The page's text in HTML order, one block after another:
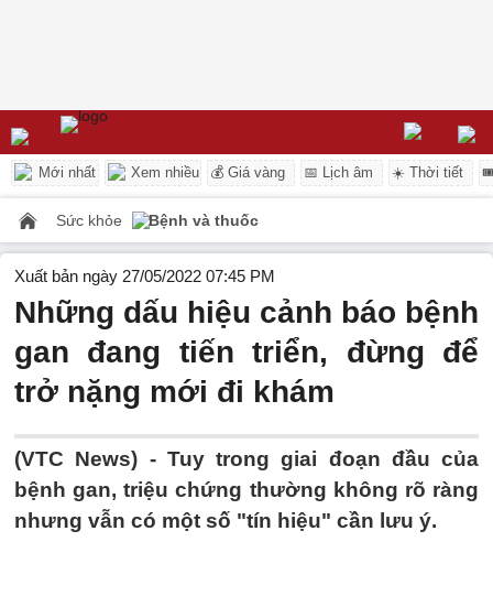
Mới nhất Xem nhiều 💰 Giá vàng 📅 Lịch âm ☀️ Thời tiết
Sức khỏe Bệnh và thuốc
Xuất bản ngày 27/05/2022 07:45 PM
Những dấu hiệu cảnh báo bệnh
gan đang tiến triển, đừng để
trở nặng mới đi khám
(VTC News) - Tuy trong giai đoạn đầu của
bệnh gan, triệu chứng thường không rõ ràng
nhưng vẫn có một số "tín hiệu" cần lưu ý.